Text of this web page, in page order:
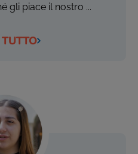
gli piace il nostro ...